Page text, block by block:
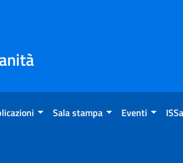
Sala stampa Eventi